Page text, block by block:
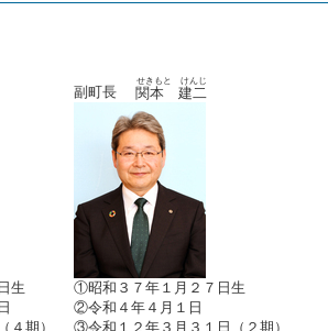
生
期）
副町長 関本 建二
せきもと けんじ
①昭和３７年１月２７日生
②令和４年４月１日
③令和１２年３月３１日（２期）